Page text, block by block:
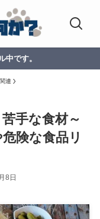
中です。
連
手な食材～
険な食品リ
8日